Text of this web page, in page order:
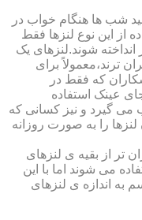
شب ها هنگام خواب در
از این نوع لنزها فقط
شوند.لنزهای یک
ترند،معمولاً برای
که فقط در
عینک استفاده
گیرد و نیز کسانی که
را به صورت روزانه
تر از بقیه ی لنزهای
می شوند اما با این
به اندازه ی لنزهای